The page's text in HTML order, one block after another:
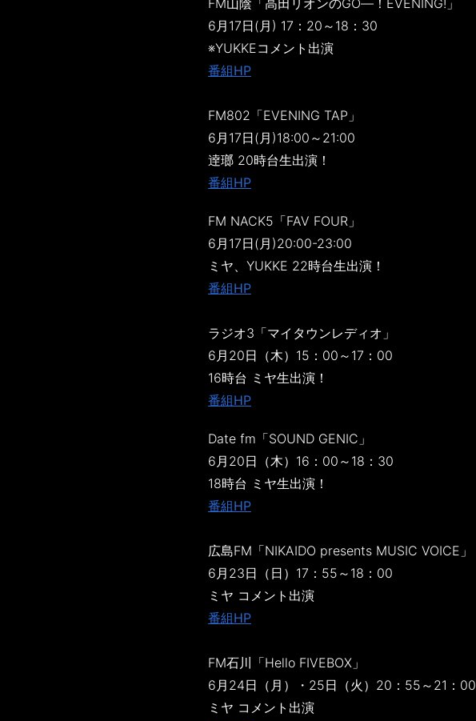
FM山陰「高田リオンのGO―！EVENING!」
6月17日(月) 17：20～18：30
※YUKKEコメント出演
番組HP
FM802「EVENING TAP」
6月17日(月)18:00～21:00
逹瑯 20時台生出演！
番組HP
FM NACK5「FAV FOUR」
6月17日(月)20:00-23:00
ミヤ、YUKKE 22時台生出演！
番組HP
ラジオ3「マイタウンレディオ」
6月20日（木）15：00～17：00
16時台 ミヤ生出演！
番組HP
Date fm「SOUND GENIC」
6月20日（木）16：00～18：30
18時台 ミヤ生出演！
番組HP
広島FM「NIKAIDO presents MUSIC VOICE」
6月23日（日）17：55～18：00
ミヤ コメント出演
番組HP
FM石川「Hello FIVEBOX」
6月24日（月）・25日（火）20：55～21：00
ミヤ コメント出演